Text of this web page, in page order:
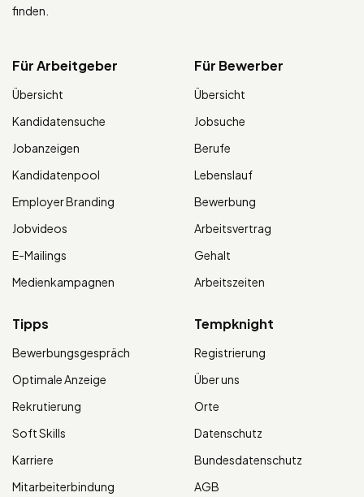
finden.
Für Arbeitgeber
Übersicht
Kandidatensuche
Jobanzeigen
Kandidatenpool
Employer Branding
Jobvideos
E-Mailings
Medienkampagnen
Für Bewerber
Übersicht
Jobsuche
Berufe
Lebenslauf
Bewerbung
Arbeitsvertrag
Gehalt
Arbeitszeiten
Tipps
Bewerbungsgespräch
Optimale Anzeige
Rekrutierung
Soft Skills
Karriere
Mitarbeiterbindung
Tempknight
Registrierung
Über uns
Orte
Datenschutz
Bundesdatenschutz
AGB